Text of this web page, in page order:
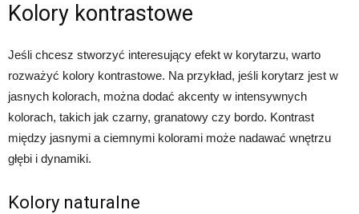
Kolory kontrastowe
Jeśli chcesz stworzyć interesujący efekt w korytarzu, warto
rozważyć kolory kontrastowe. Na przykład, jeśli korytarz jest w
jasnych kolorach, można dodać akcenty w intensywnych
kolorach, takich jak czarny, granatowy czy bordo. Kontrast
między jasnymi a ciemnymi kolorami może nadawać wnętrzu
głębi i dynamiki.
Kolory naturalne